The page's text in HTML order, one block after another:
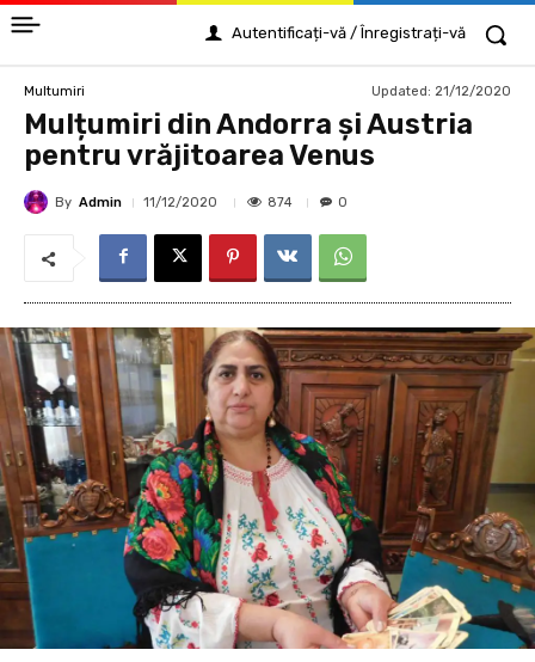
Autentificați-vă / Înregistrați-vă
Multumiri Updated: 21/12/2020
Mulțumiri din Andorra și Austria
pentru vrăjitoarea Venus
By Admin 11/12/2020 874 0